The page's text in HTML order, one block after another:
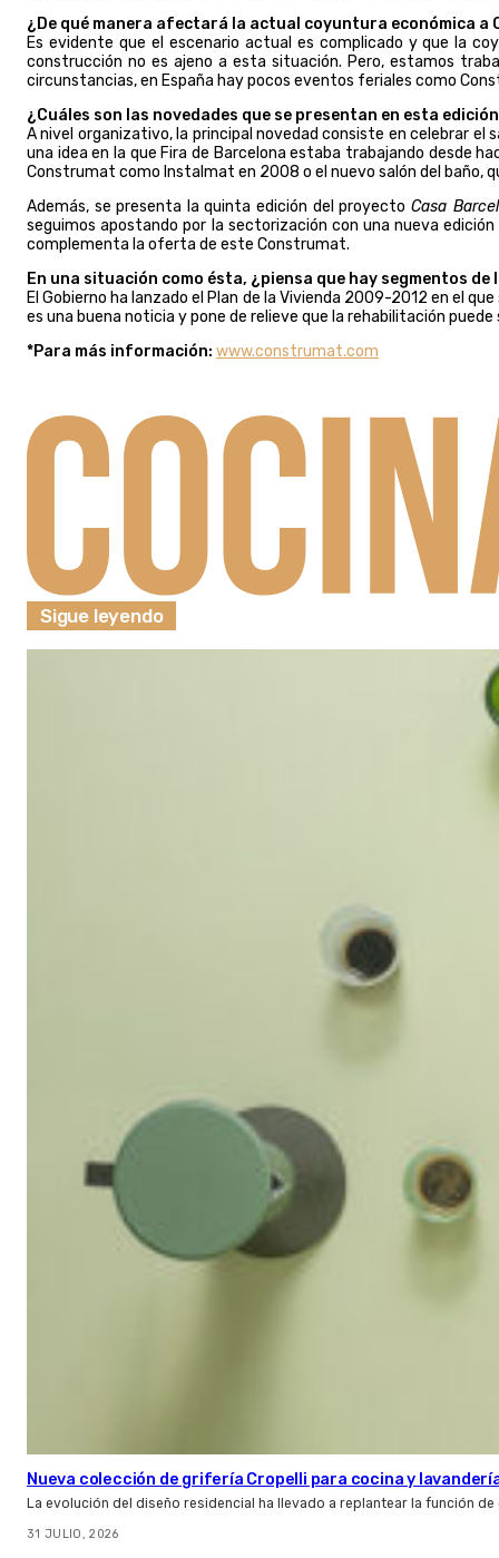
¿De qué manera afectará la actual coyuntura económica a
Es evidente que el escenario actual es complicado y que la
construcción no es ajeno a esta situación. Pero, estamos
circunstancias, en España hay pocos eventos feriales como
¿Cuáles son las novedades que se presentan en esta
A nivel organizativo, la principal novedad consiste en celebrar el
una idea en la que Fira de Barcelona estaba trabajando desde
Construmat como Instalmat en 2008 o el nuevo salón del baño,
Además, se presenta la quinta edición del proyecto Casa
seguimos apostando por la sectorización con una nueva
complementa la oferta de este Construmat.
En una situación como ésta, ¿piensa que hay segmentos
El Gobierno ha lanzado el Plan de la Vivienda 2009-2012 en el
es una buena noticia y pone de relieve que la rehabilitación
*Para más información: www.construmat.com
Sigue leyendo
Nueva colección de grifería Cropelli para cocina y
La evolución del diseño residencial ha llevado a replantear la función
31 JULIO, 2026